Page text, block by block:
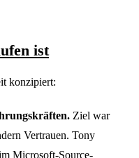
ist
konzipiert:
Ziel war
Vertrauen. Tony
Microsoft-Source-